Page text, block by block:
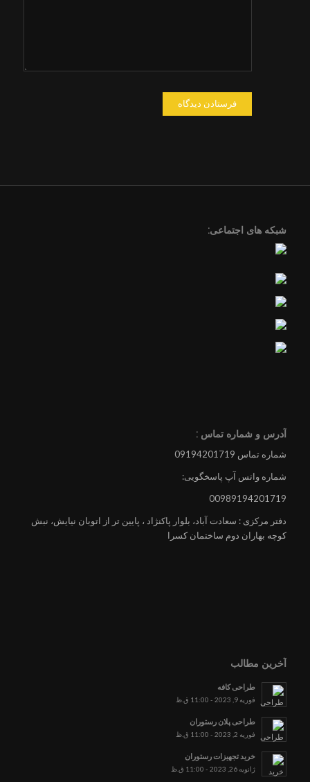
شبکه های اجتماعی:
آدرس و شماره تماس :
شماره تماس 09194201719
شماره واتس آپ پاسخگویی:
00989194201719
دفتر مرکزی : سعادت آباد، بلوار پاکنژاد ، پایین تر از اتوبان نیایش، نبش
کوچه بهاران دوم ساختمان کسرا
آخرین مطالب
طراحی کافه
فوریه 9, 2023 - 11:00 ق.ظ
طراحی پلان رستوران
فوریه 2, 2023 - 11:00 ق.ظ
خرید تجهیزات رستوران
ژانویه 26, 2023 - 11:00 ق.ظ